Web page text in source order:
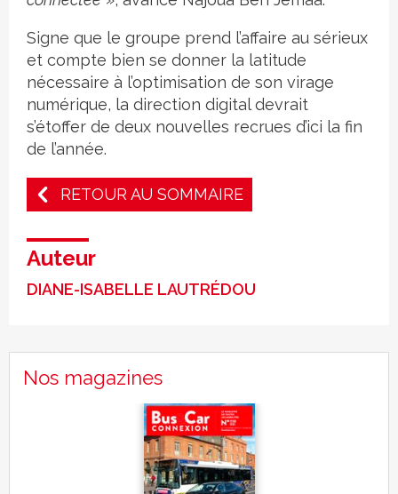
Signe que le groupe prend l’affaire au sérieux
et compte bien se donner la latitude
nécessaire à l’optimisation de son virage
numérique, la direction digital devrait
s’étoffer de deux nouvelles recrues d’ici la fin
de l’année.
RETOUR AU SOMMAIRE
Auteur
DIANE-ISABELLE LAUTRÉDOU
Nos magazines